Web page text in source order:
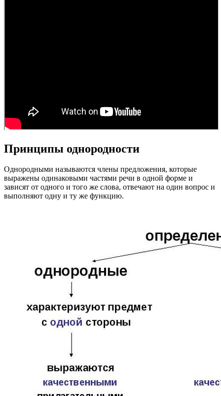
Принципы однородности
Однородными называются члены предложения, которые
выражены одинаковыми частями речи в одной форме и
зависят от одного и того же слова, отвечают на один вопрос и
выполняют одну и ту же функцию.